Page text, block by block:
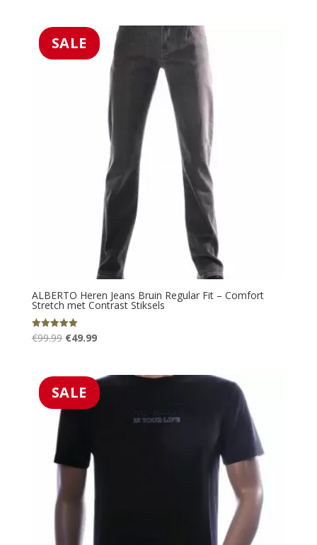
€39.99.€19.99.
SALE
ALBERTO Heren Jeans Bruin Regular Fit – Comfort
Stretch met Contrast Stiksels
Gewaardeerd
5.00
€99.99 Oorspronkelijke
€99.99.
€49.99Huidige
€49.99.
SALE